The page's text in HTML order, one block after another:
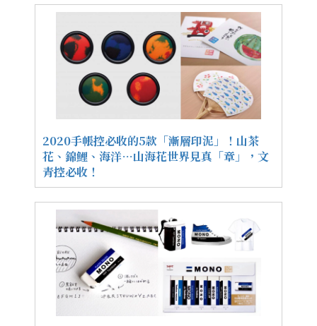
2020手帳控必收的5款「漸層印泥」！山茶
花、錦鯉、海洋…山海花世界見真「章」，文
青控必收！